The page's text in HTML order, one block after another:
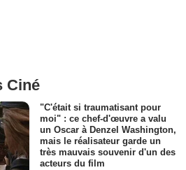
Ciné
"C'était si traumatisant pour
moi" : ce chef-d'œuvre a valu
un Oscar à Denzel Washington,
mais le réalisateur garde un
très mauvais souvenir d'un des
acteurs du film